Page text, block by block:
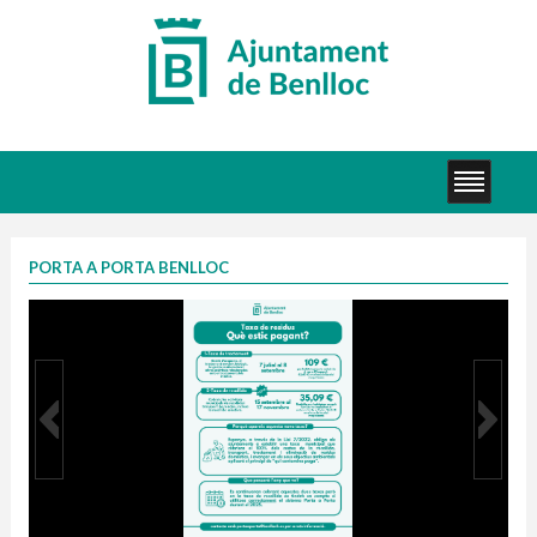
PORTA A PORTA BENLLOC